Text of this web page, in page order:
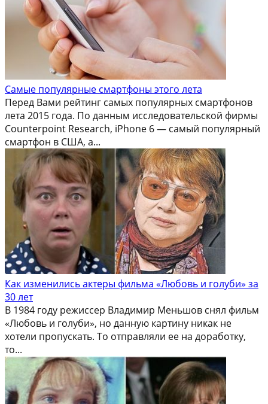
Самые популярные смартфоны этого лета
Перед Вами рейтинг самых популярных смартфонов
лета 2015 года. По данным исследовательской фирмы
Counterpoint Research, iPhone 6 — самый популярный
смартфон в США, а...
Как изменились актеры фильма «Любовь и голуби» за
30 лет
В 1984 году режиссер Владимир Меньшов снял фильм
«Любовь и голуби», но данную картину никак не
хотели пропускать. То отправляли ее на доработку,
то...